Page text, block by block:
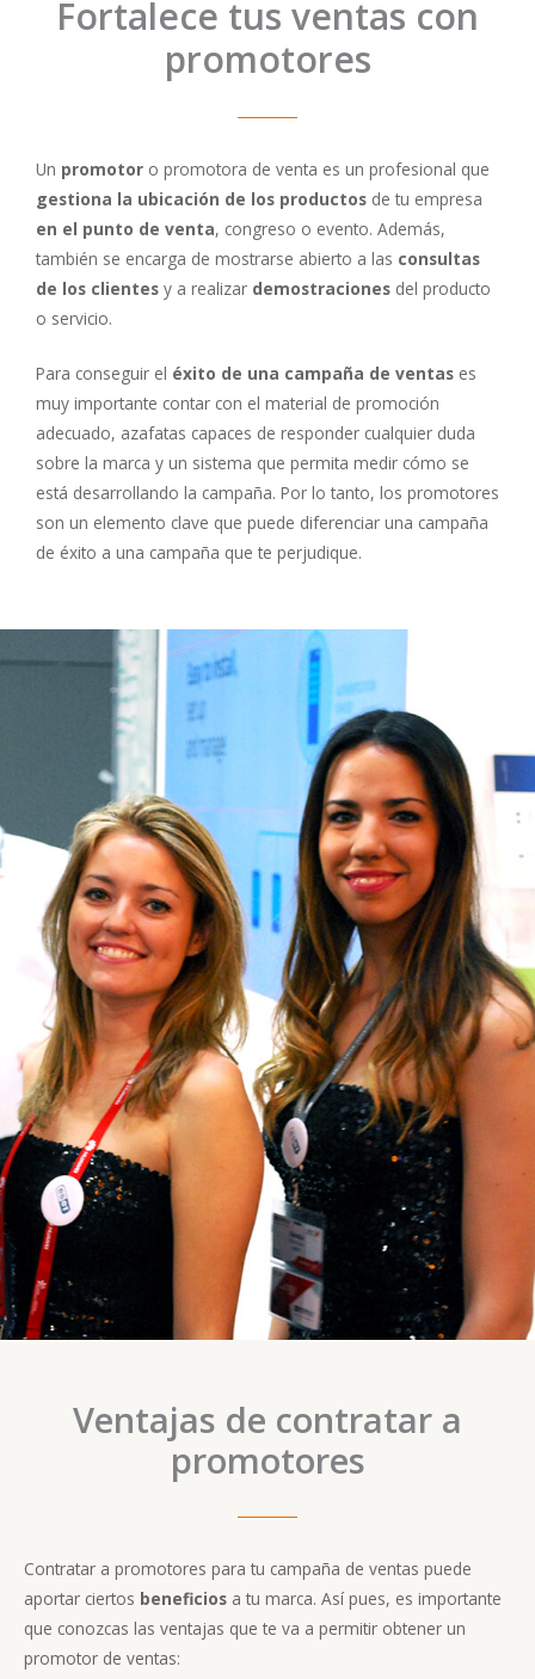
Fortalece tus ventas con
promotores
Un promotor o promotora de venta es un profesional que
gestiona la ubicación de los productos de tu empresa
en el punto de venta, congreso o evento. Además,
también se encarga de mostrarse abierto a las consultas
de los clientes y a realizar demostraciones del producto
o servicio.
Para conseguir el éxito de una campaña de ventas es
muy importante contar con el material de promoción
adecuado, azafatas capaces de responder cualquier duda
sobre la marca y un sistema que permita medir cómo se
está desarrollando la campaña. Por lo tanto, los promotores
son un elemento clave que puede diferenciar una campaña
de éxito a una campaña que te perjudique.
Ventajas de contratar a
promotores
Contratar a promotores para tu campaña de ventas puede
aportar ciertos beneficios a tu marca. Así pues, es importante
que conozcas las ventajas que te va a permitir obtener un
promotor de ventas: